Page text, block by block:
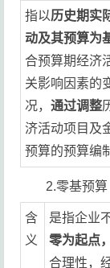
指以历史期实
动及其预算为
合预算期经济
关影响因素的
况，通过调整
济活动项目及
预算的预算编
2.零基预算
含
义
是指企业
零为起点
合理性，